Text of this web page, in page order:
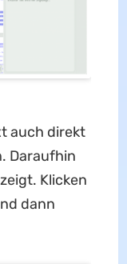
auch direkt
Daraufhin
Klicken
dann